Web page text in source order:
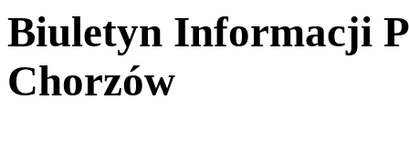
Biuletyn Informacji
Chorzów